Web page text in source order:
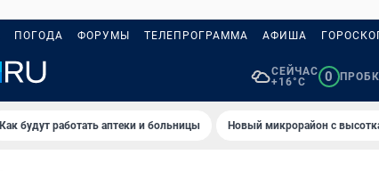
ПОГОДА ФОРУМЫ ТЕЛЕПРОГРАММА АФИША
СЕЙЧАС
+16°C
0
Как будут работать аптеки и больницы Новый микрорайон с